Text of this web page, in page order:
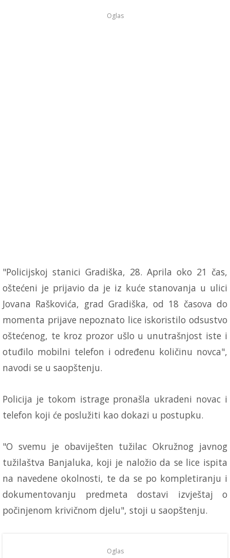
Oglas
"Policijskoj stanici Gradiška, 28. Aprila oko 21 čas,
oštećeni je prijavio da je iz kuće stanovanja u ulici
Jovana Raškovića, grad Gradiška, od 18 časova do
momenta prijave nepoznato lice iskoristilo odsustvo
oštećenog, te kroz prozor ušlo u unutrašnjost iste i
otuđilo mobilni telefon i određenu količinu novca",
navodi se u saopštenju.
Policija je tokom istrage pronašla ukradeni novac i
telefon koji će poslužiti kao dokazi u postupku.
"O svemu je obaviješten tužilac Okružnog javnog
tužilaštva Banjaluka, koji je naložio da se lice ispita
na navedene okolnosti, te da se po kompletiranju i
dokumentovanju predmeta dostavi izvještaj o
počinjenom krivičnom djelu", stoji u saopštenju.
Oglas